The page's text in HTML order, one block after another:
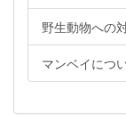
野生動物への
マンベイにつ